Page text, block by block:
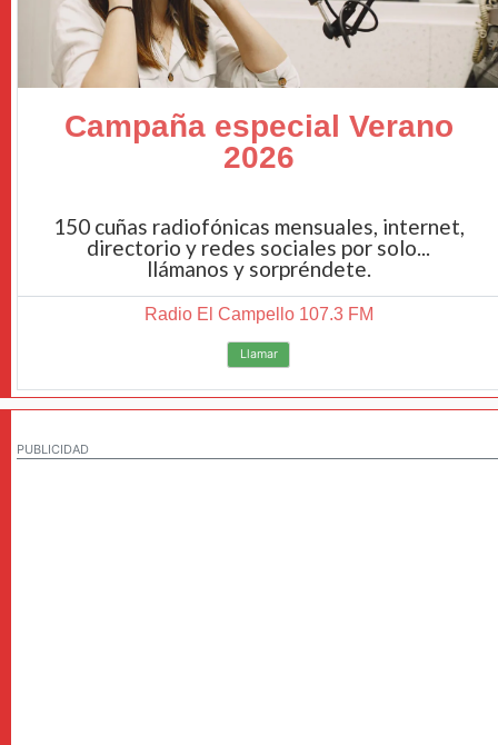
Campaña especial Verano
2026
150 cuñas radiofónicas mensuales, internet,
directorio y redes sociales por solo...
llámanos y sorpréndete.
Radio El Campello 107.3 FM
Llamar
PUBLICIDAD